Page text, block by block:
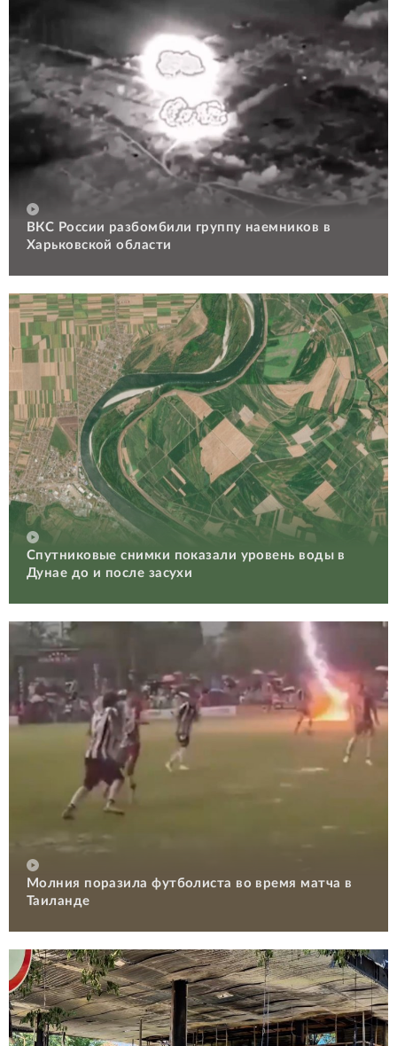
ВКС России разбомбили группу наемников в
Харьковской области
Спутниковые снимки показали уровень воды в
Дунае до и после засухи
Молния поразила футболиста во время матча в
Таиланде